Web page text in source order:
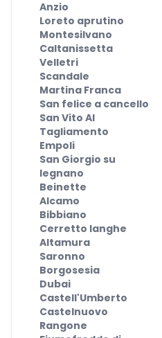
Anzio
Loreto aprutino
Montesilvano
Caltanissetta
Velletri
Scandale
Martina Franca
San felice a cancello
San Vito Al
Tagliamento
Empoli
San Giorgio su
legnano
Beinette
Alcamo
Bibbiano
Cerretto langhe
Altamura
Saronno
Borgosesia
Dubai
Castell'Umberto
Castelnuovo
Rangone